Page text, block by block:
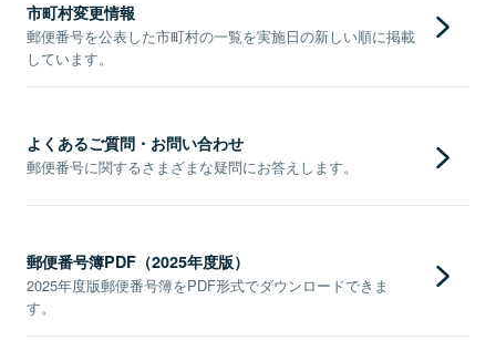
市町村変更情報
郵便番号を公表した市町村の一覧を実施日の新しい順に掲載
しています。
よくあるご質問・お問い合わせ
郵便番号に関するさまざまな疑問にお答えします。
郵便番号簿PDF（2025年度版）
2025年度版郵便番号簿をPDF形式でダウンロードできま
す。